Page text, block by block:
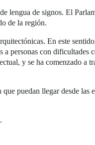
lengua de signos. El
de la región.
En este
a personas con dificultades
y se ha comenzado a
puedan llegar desde las